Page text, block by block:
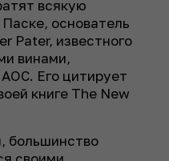
всякую
основатель
Pater, известного
винами,
Его цитирует
книге The New
большинство